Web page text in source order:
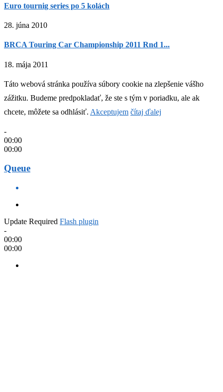
Euro tournig series po 5 kolách
28. júna 2010
BRCA Touring Car Championship 2011 Rnd 1...
18. mája 2011
Táto webová stránka používa súbory cookie na zlepšenie vášho
zážitku. Budeme predpokladať, že ste s tým v poriadku, ale ak
chcete, môžete sa odhlásiť. Akceptujem čítaj ďalej
-
00:00
00:00
Queue
Update Required Flash plugin
-
00:00
00:00